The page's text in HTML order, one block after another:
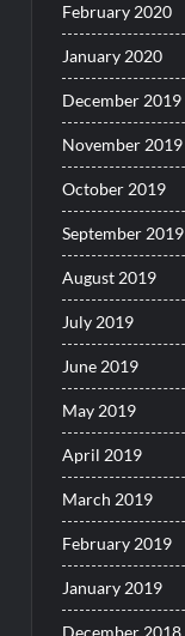
February 2020
January 2020
December 2019
November 2019
October 2019
September 2019
August 2019
July 2019
June 2019
May 2019
April 2019
March 2019
February 2019
January 2019